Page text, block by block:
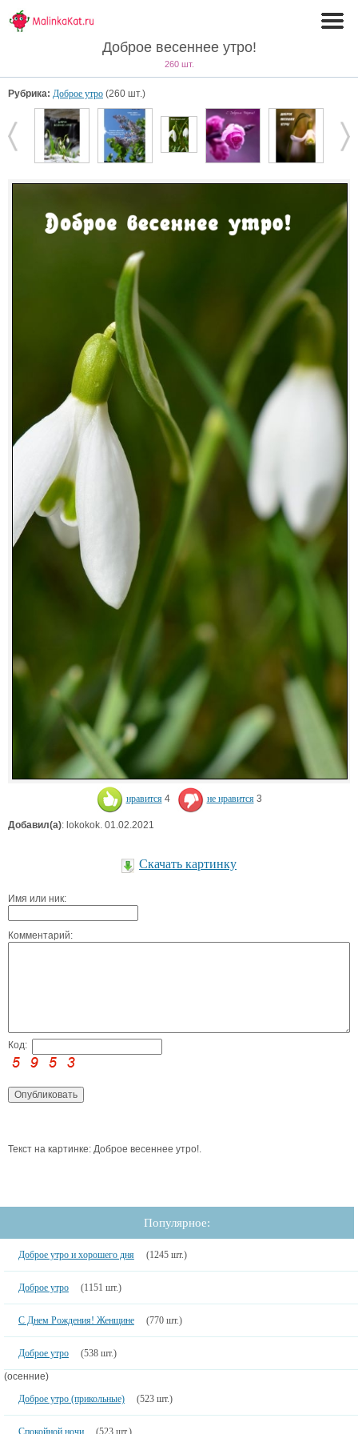
Доброе весеннее утро!
260 шт.
Рубрика: Доброе утро (260 шт.)
нравится 4 не нравится 3
Добавил(а): lokokok. 01.02.2021
Скачать картинку
Имя или ник:
Комментарий:
Код:
Текст на картинке: Доброе весеннее утро!.
Популярное:
Доброе утро и хорошего дня (1245 шт.)
Доброе утро (1151 шт.)
С Днем Рождения! Женщине (770 шт.)
Доброе утро (538 шт.)
(осенние)
Доброе утро (прикольные)
(523 шт.)